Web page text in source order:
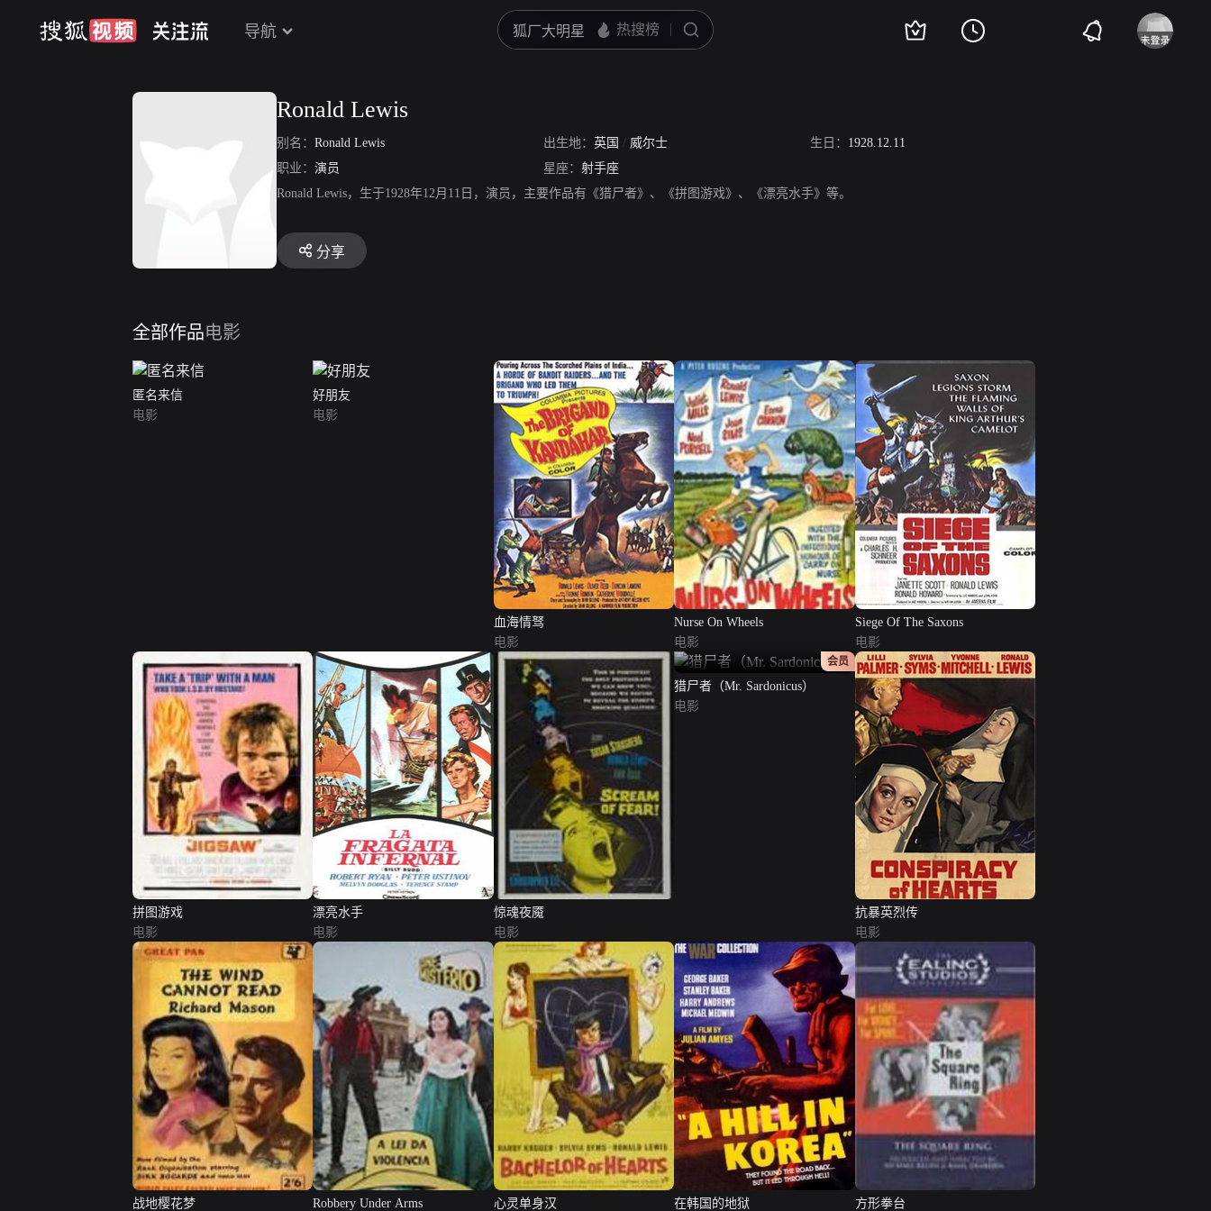
导航
Ronald Lewis
别名： Ronald Lewis 出生地： 英国 / 威尔士 生日： 1928.12.11
职业： 演员 星座： 射手座
Ronald Lewis，生于1928年12月11日，演员，主要作品有《猎尸者》、《拼图游戏》、《漂亮水手》等。
分享
全部作品电影
匿名来信
电影
好朋友
电影
血海情驽
电影
Nurse On Wheels
电影
Siege Of The Saxons
电影
拼图游戏
电影
漂亮水手
电影
惊魂夜魇
电影
正片
会员
猎尸者（Mr. Sardonicus）
电影
抗暴英烈传
电影
战地樱花梦 Robbery Under Arms 心灵单身汉 在韩国的地狱 方形拳台